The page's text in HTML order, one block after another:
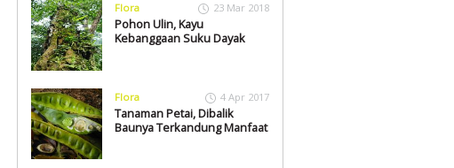
Flora 23 Mar 2018
Pohon Ulin, Kayu
Kebanggaan Suku Dayak
Flora 4 Apr 2017
Tanaman Petai, Dibalik
Baunya Terkandung Manfaat